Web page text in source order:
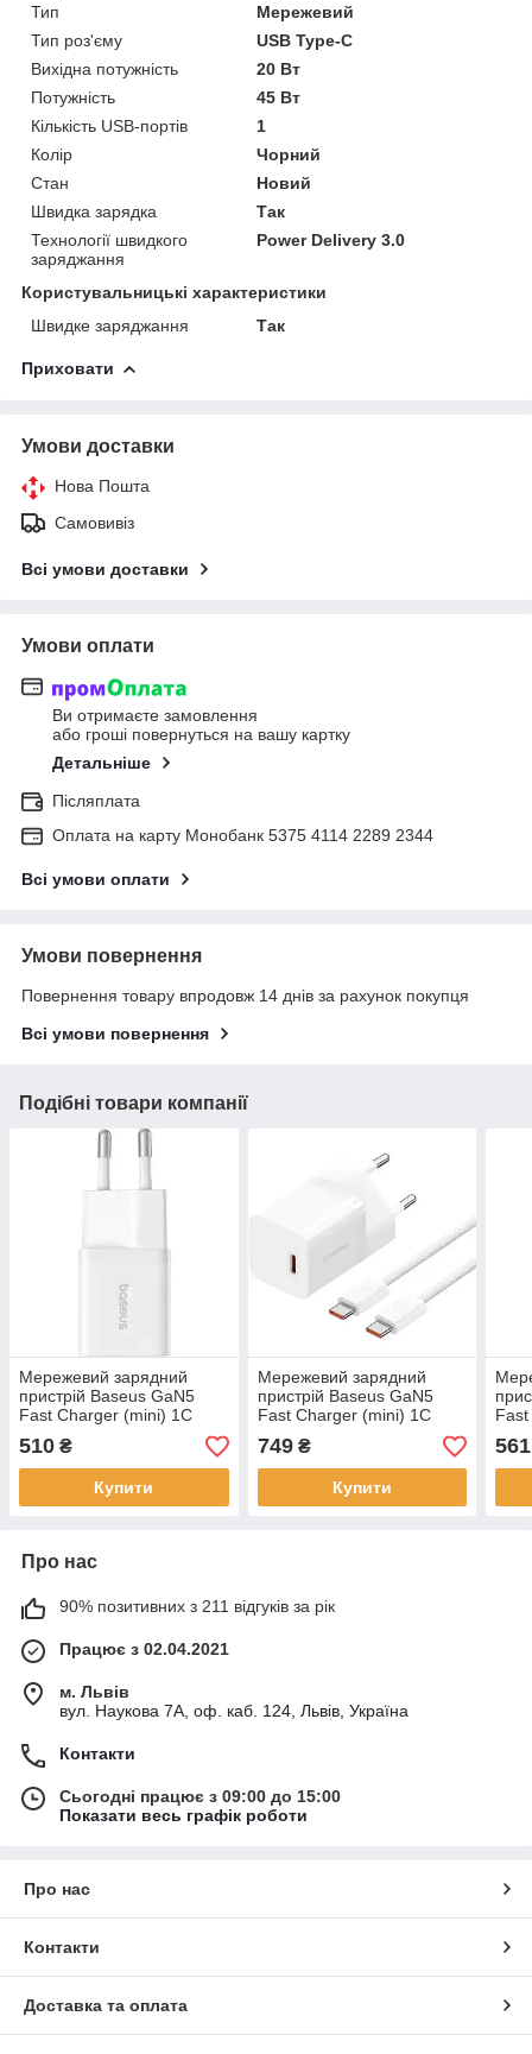
Тип
Мережевий
Тип роз'єму
USB Type-C
Вихідна потужність
20 Вт
Потужність
45 Вт
Кількість USB-портів
1
Колір
Чорний
Стан
Новий
Швидка зарядка
Так
Технології швидкого
заряджання
Power Delivery 3.0
Користувальницькі характеристики
Швидке заряджання
Так
Приховати
Умови доставки
Нова Пошта
Самовивіз
Всі умови доставки
Умови оплати
Ви отримаєте замовлення
або гроші повернуться на вашу картку
Детальніше
Післяплата
Оплата на карту Монобанк 5375 4114 2289 2344
Всі умови оплати
Умови повернення
Повернення товару впродовж 14 днів за рахунок покупця
Всі умови повернення
Подібні товари компанії
Мережевий зарядний
пристрій Baseus GaN5
Fast Charger (mini) 1C
P10110909213-00
510 ₴
Купити
Мережевий зарядний
пристрій Baseus GaN5
Fast Charger (mini) 1C
30W EU Cable Type-C to
Type-C 1m White
P10110902213-00
749₴
Купити
561
Про нас
90% позитивних з 211 відгуків за рік
Працює з 02.04.2021
м. Львів
вул. Наукова 7А, оф. каб. 124, Львів, Україна
Контакти
Сьогодні працює з 09:00 до 15:00
Показати весь графік роботи
Про нас
Контакти
Доставка та оплата